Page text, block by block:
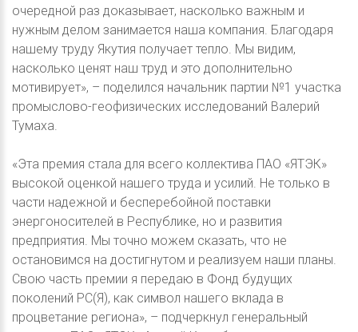
очередной раз доказывает, насколько важным и
нужным делом занимается наша компания. Благодаря
нашему труду Якутия получает тепло. Мы видим,
насколько ценят наш труд и это дополнительно
мотивирует», – поделился начальник партии №1 участка
промыслово-геофизических исследований Валерий
Тумаха.
«Эта премия стала для всего коллектива ПАО «ЯТЭК»
высокой оценкой нашего труда и усилий. Не только в
части надежной и бесперебойной поставки
энергоносителей в Республике, но и развития
предприятия. Мы точно можем сказать, что не
остановимся на достигнутом и реализуем наши планы.
Свою часть премии я передаю в Фонд будущих
поколений РС(Я), как символ нашего вклада в
процветание региона», – подчеркнул генеральный